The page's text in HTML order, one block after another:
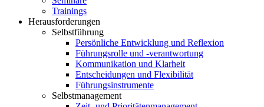
Trainings
Herausforderungen
Selbstführung
Persönliche Entwicklung und Reflexion
Führungsrolle und -verantwortung
Kommunikation und Klarheit
Entscheidungen und Flexibilität
Führungsinstrumente
Selbstmanagement